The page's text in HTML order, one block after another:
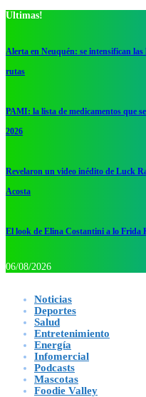
Ultimas!
Alerta en Neuquén: se intensifican
rutas
PAMI: la lista de medicamentos que
2026
Revelaron un video inédito de Luck
Acosta
El look de Elina Costantini a lo Frida
06/08/2026
Noticias
Deportes
Salud
Entretenimiento
Energía
Infomercial
Podcasts
Mascotas
Foodie Valley